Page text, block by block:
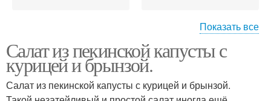
Салат с брынзой Красивый салат
Показать все
Салат из пекинской капусты с
курицей и брынзой.
Салат из пекинской капусты с курицей и брынзой.